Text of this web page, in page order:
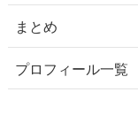
まとめ
プロフィール一覧